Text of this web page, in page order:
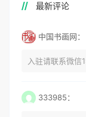
最新评论
中国书画网：
入驻请联系微
333985：